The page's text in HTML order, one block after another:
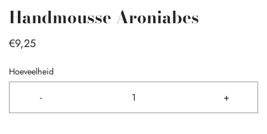
Handmousse Aroniabes
€9,25
Hoeveelheid
- +